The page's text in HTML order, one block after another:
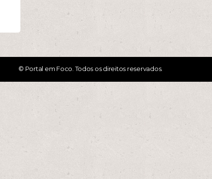
© Portal em Foco. Todos os direitos reservados.